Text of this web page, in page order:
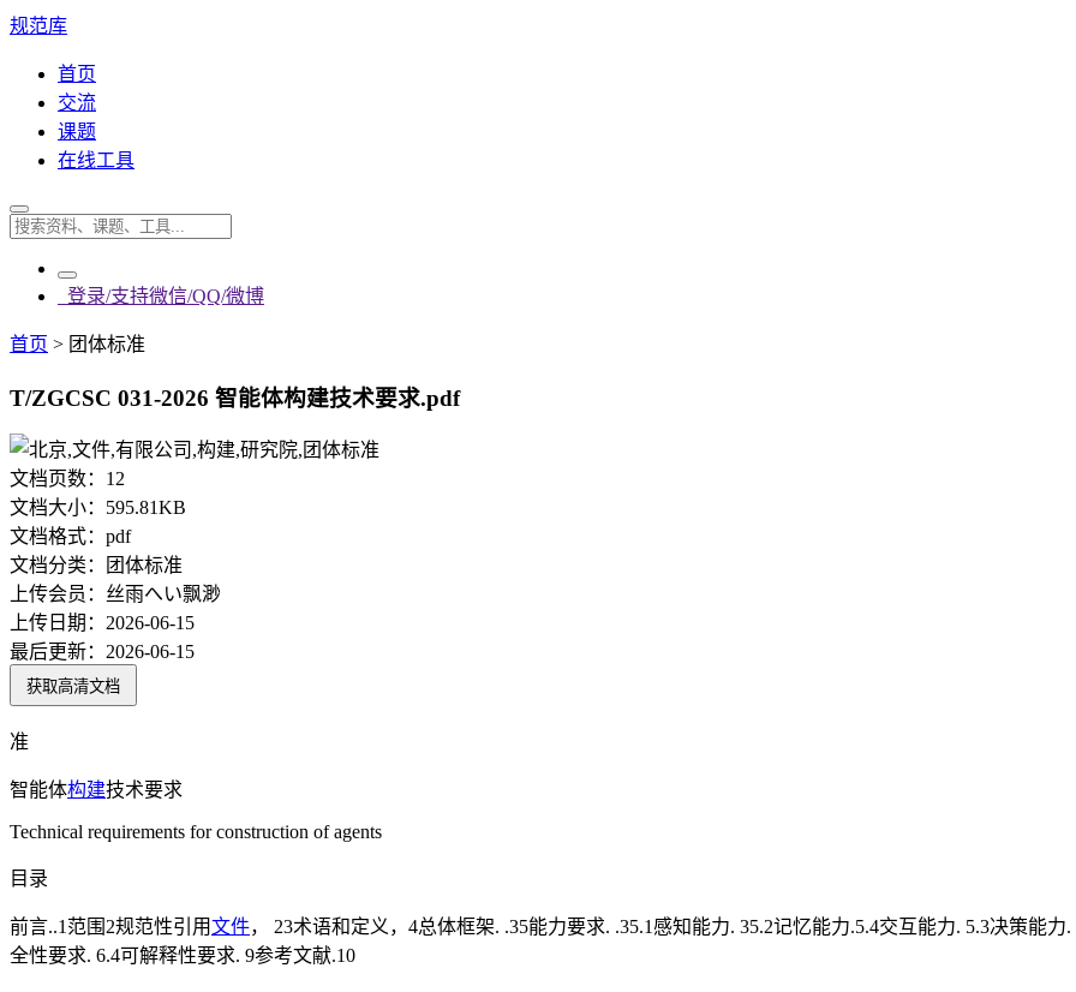
规范库
首页
交流
课题
在线工具
登录/支持微信/QQ/微博
首页 > 团体标准
T/ZGCSC 031-2026 智能体构建技术要求.pdf
文档页数： 12
文档大小： 595.81KB
文档格式： pdf
文档分类：
团体标准
上传会员： 丝雨へい飘渺
上传日期： 2026-06-15
最后更新： 2026-06-15
获取高清文档
准
智能体构建技术要求
Technical requirements for construction of agents
目录
前言..1范围2规范性引用文件， 23术语和定义，4总体框架. .35能力要求. .35.1感知能力. 35.2记忆能力.5.4交互能力. 5.3决策能
全性要求. 6.4可解释性要求. 9参考文献.10